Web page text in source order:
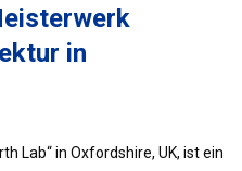
in
Lab“ in Oxfordshire, UK, ist ein